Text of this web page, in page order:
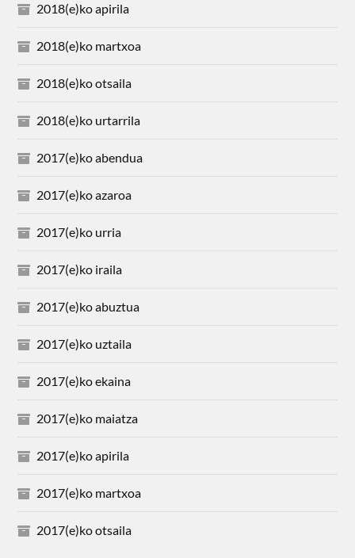
2018(e)ko apirila
2018(e)ko martxoa
2018(e)ko otsaila
2018(e)ko urtarrila
2017(e)ko abendua
2017(e)ko azaroa
2017(e)ko urria
2017(e)ko iraila
2017(e)ko abuztua
2017(e)ko uztaila
2017(e)ko ekaina
2017(e)ko maiatza
2017(e)ko apirila
2017(e)ko martxoa
2017(e)ko otsaila